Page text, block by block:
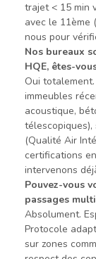
trajet < 15 min
avec le 11ème
nous pour
Nos bureaux
HQE, êtes-
Oui
immeubles
acoustique,
(Qualité Air
certifications
intervenons
Pouvez-vous
passages
Absolument.
Protocole
sur zones